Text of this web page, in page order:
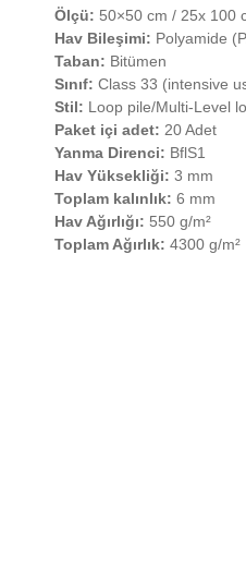
Ölçü: 50×50 cm / 25x 100
Hav Bileşimi: Polyamide
Taban: Bitümen
Sınıf: Class 33 (intensive
Stil: Loop pile/Multi-Level
Paket içi adet: 20 Adet
Yanma Direnci: BflS1
Hav Yüksekliği: 3 mm
Toplam kalınlık: 6 mm
Hav Ağırlığı: 550 g/m²
Toplam Ağırlık: 4300 g/m²